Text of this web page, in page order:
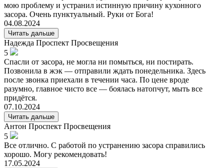
мою проблему и устранил истинную причину кухонного
засора. Очень пунктуальный. Руки от Бога!
04.08.2024
Читать дальше
Надежда Проспект Просвещения
5
Спасли от засора, не могла ни помыться, ни постирать.
Позвонила в жэк — отправили ждать понедельника. Здесь
после звонка приехали в течении часа. По цене вроде
разумно, главное чисто все — боялась натопчут, мыть все
придётся.
07.10.2024
Читать дальше
Антон Проспект Просвещения
5
Все отлично. С работой по устранению засора справились
хорошо. Могу рекомендовать!
17.05.2024